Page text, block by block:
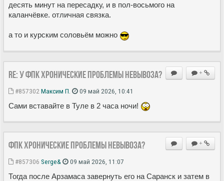
десять минут на пересадку, и в пол-восьмого на
каланчёвке. отличная связка.
а то и курским соловьём можно
+
Re: У ФПК хронические проблемы невывоза?
#857302 Максим П. 09 май 2026, 10:41
Сами вставайте в Туле в 2 часа ночи!
+
ФПК хронические проблемы невывоза?
#857306 Serge& 09 май 2026, 11:07
Тогда после Арзамаса завернуть его на Саранск и затем в